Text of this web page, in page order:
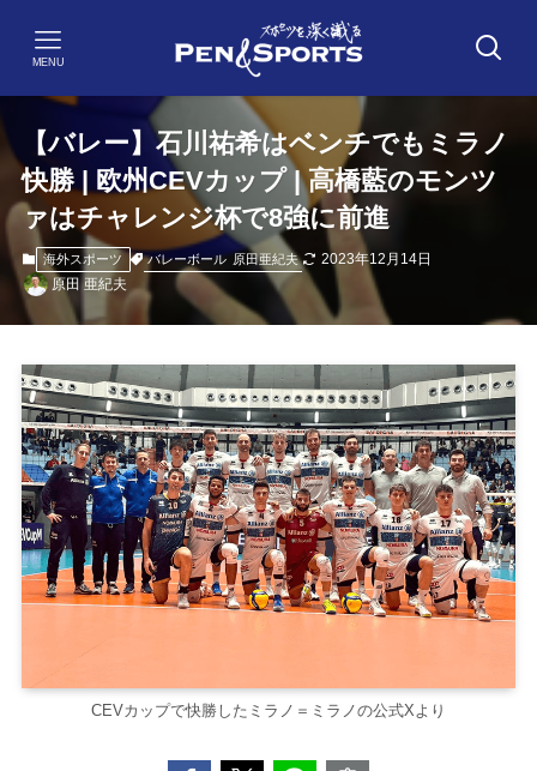
MENU
【バレー】石川祐希はベンチでもミラノ
快勝 | 欧州CEVカップ | 高橋藍のモンツ
ァはチャレンジ杯で8強に前進
海外スポーツ バレーボール 原田亜紀夫
2023年12月14日
原田 亜紀夫
CEVカップで快勝したミラノ＝ミラノの公式Xより